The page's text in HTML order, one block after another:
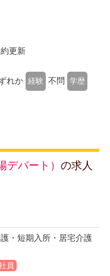
更新
れか 経験 不問 学歴
パート） の求人
・短期入所・居宅介護
員